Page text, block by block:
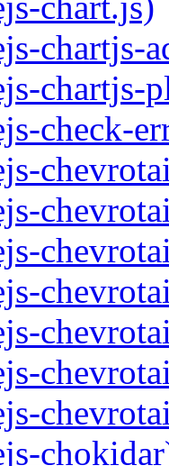
chartjs-
chartjs-
check-